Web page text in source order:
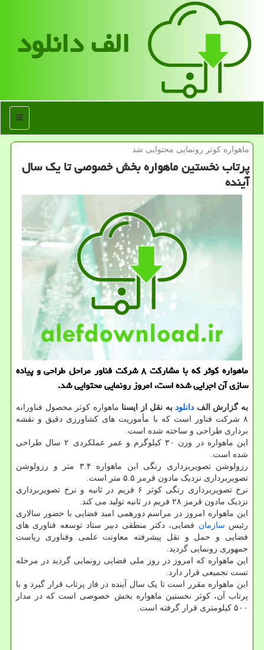
الف دانلود
منو
ماهواره كوثر رونمایی محتوایی شد
پرتاب نخستین ماهواره بخش خصوصی تا یک سال
آینده
ماهواره کوثر که با مشارکت ۸ شرکت فناور مراحل طراحی و پیاده
سازی آن اجرایی شده است، امروز رونمایی محتوایی شد.
به گزارش الف دانلودبه نقل از ایسنا ماهواره کوثر محصول فناورانه
۸ شرکت فناور است که با مأموریت های کشاورزی دقیق و نقشه
برداری طراحی و ساخته شده است.
این ماهواره در وزن ۳۰ کیلوگرم و عمر عملکردی ۲ سال طراحی
شده است.
رزولوشن تصویربرداری رنگی این ماهواره ۳.۴ متر و رزولوشن
تصویربرداری نزدیک مادون قرمز ۵.۵ متر است.
نرخ تصویربرداری رنگی کوثر ۶ فریم در ثانیه و نرخ تصویربرداری
نزدیک مادون قرمز ۲۸ فریم در ثانیه تولید می کند.
این ماهواره امروز در مراسم دورهمی امید فضایی با حضور سالاری
رئیس سازمان فضایی، دکتر منطقی دبیر ستاد توسعه فناوری های
فضایی و حمل و نقل پیشرفته معاونت علمی وفناوری ریاست
جمهوری رونمایی گردید.
این ماهواره که امروز در روز ملی فضایی رونمایی گردید در مرحله
تست تجمیعی قرار دارد.
این ماهواره مقرر است تا یک سال آینده در فاز پرتاب قرار گیرد و با
پرتاب آن، کوثر نخستین ماهواره بخش خصوصی است که در مدار
۵۰۰ کیلومتری قرار گرفته است.